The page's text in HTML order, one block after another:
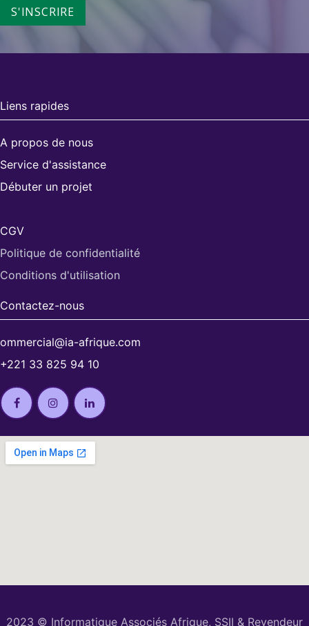
S'INSCRIRE
Liens rapides
A propos de nous
Service d'assistance
Débuter un projet
CGV
Politique de confidentialité
Conditions d'utilisation​
Contactez-nous
ommercial@ia-afrique.com
+221 33 825 94 10
2023 © Informatique Associés Afrique, SSII & Revendeur